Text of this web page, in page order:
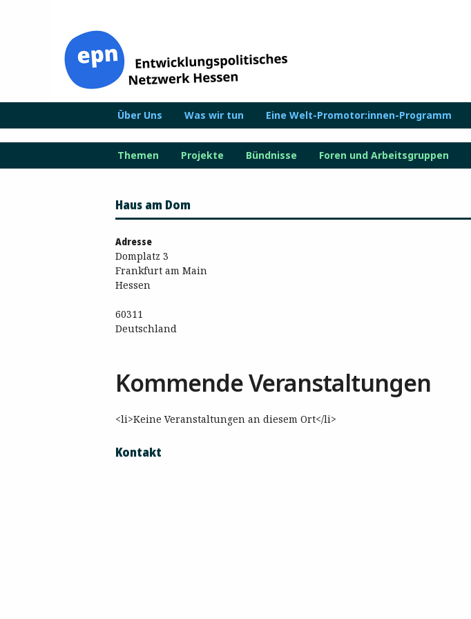
Über Uns Was wir tun Eine Welt-Promotor:innen-Programm
Themen Projekte Bündnisse Foren und Arbeitsgruppen
Haus am Dom
Adresse
Domplatz 3
Frankfurt am Main
Hessen
60311
Deutschland
Kommende Veranstaltungen
<li>Keine Veranstaltungen an diesem Ort</li>
Kontakt